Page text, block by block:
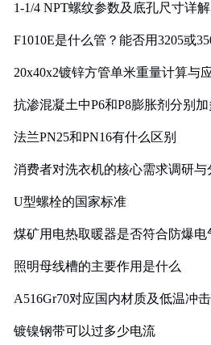
1-1/4 NPT螺纹参数及底孔尺寸详解
F1010E是什么管？能否用3205或
20x40x2镀锌方管单米重量计算与
抗渗混凝土中P6和P8膨胀剂分别
法兰PN25和PN16有什么区别
消费者对洗衣机的核心需求调研与
U型螺栓的国家标准
煤矿用电热取暖器是否符合防爆电
照明母线槽的主要作用是什么
A516Gr70对应国内材质及低温冲
镀镍钢带可以过多少电流